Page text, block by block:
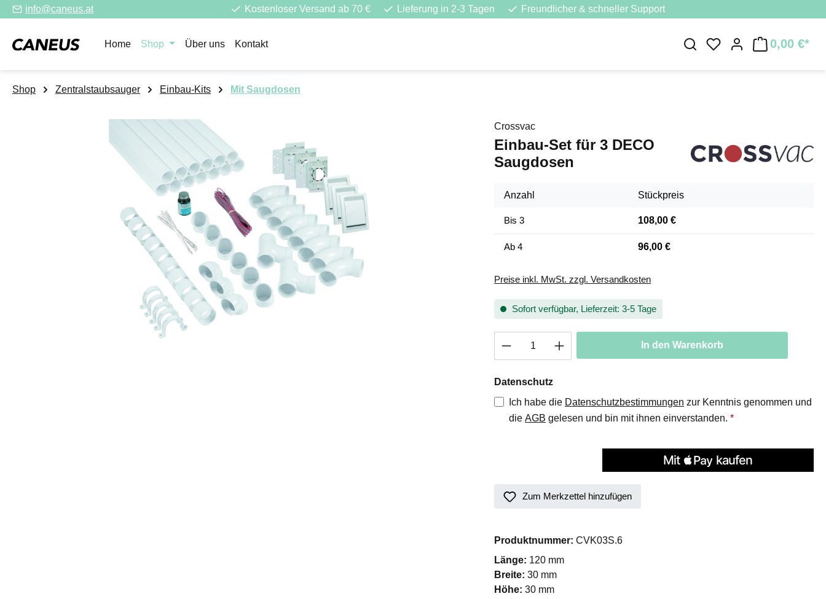
Hauptinhalt springen
Zur Suche springen
Zur Hauptnavigation springen
info@caneus.at Kostenloser Versand ab 70 € Lieferung in 2-3 Tagen Freundlicher & schneller Support
Home Shop Über uns Kontakt Du hast 0 Produkte
0,00 €*
Shop Zentralstaubsauger Einbau-Kits Mit Saugdosen
Bildergalerie überspringen Crossvac
Einbau-Set für 3 DECO
Saugdosen
Anzahl Stückpreis
Bis 3 108,00 €
Ab 4 96,00 €
Preise inkl. MwSt. zzgl. Versandkosten
Sofort verfügbar, Lieferzeit: 3-5 Tage
Produkt Anzahl: Gib den gewünschten Wert ein
In den Warenkorb
Datenschutz
Ich habe die Datenschutzbestimmungen zur Kenntnis genommen und
die AGB gelesen und bin mit ihnen einverstanden. *
Zum Merkzettel hinzufügen
Produktnummer: CVK03S.6
Länge: 120 mm
Breite: 30 mm
Höhe: 30 mm